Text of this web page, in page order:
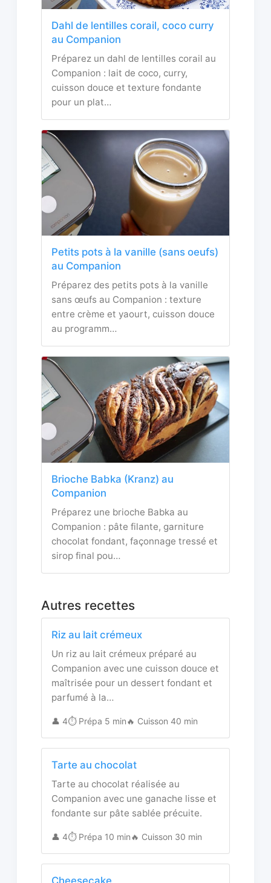
Dahl de lentilles corail, coco curry
au Companion
Préparez un dahl de lentilles corail au
Companion : lait de coco, curry,
cuisson douce et texture fondante
pour un plat…
Petits pots à la vanille (sans oeufs)
au Companion
Préparez des petits pots à la vanille
sans œufs au Companion : texture
entre crème et yaourt, cuisson douce
au programm…
Brioche Babka (Kranz) au
Companion
Préparez une brioche Babka au
Companion : pâte filante, garniture
chocolat fondant, façonnage tressé et
sirop final pou…
Autres recettes
Riz au lait crémeux
Un riz au lait crémeux préparé au
Companion avec une cuisson douce et
maîtrisée pour un dessert fondant et
parfumé à la…
👤 4⏱️ Prépa 5 min🔥 Cuisson 40 min
Tarte au chocolat
Tarte au chocolat réalisée au
Companion avec une ganache lisse et
fondante sur pâte sablée précuite.
👤 4⏱️ Prépa 10 min🔥 Cuisson 30 min
Cheesecake